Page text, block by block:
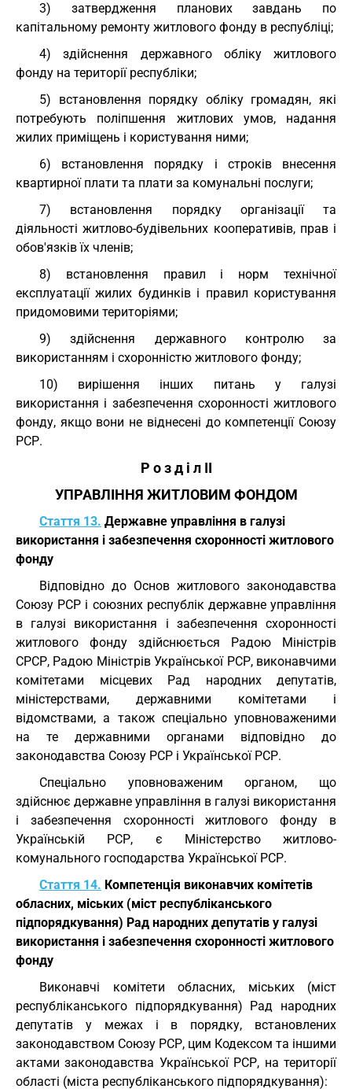
3) затвердження планових завдань по
капітальному ремонту житлового фонду в республіці;
4) здійснення державного обліку житлового
фонду на території республіки;
5) встановлення порядку обліку громадян, які
потребують поліпшення житлових умов, надання
жилих приміщень і користування ними;
6) встановлення порядку і строків внесення
квартирної плати та плати за комунальні послуги;
7) встановлення порядку організації та
діяльності житлово-будівельних кооперативів, прав і
обов'язків їх членів;
8) встановлення правил і норм технічної
експлуатації жилих будинків і правил користування
придомовими територіями;
9) здійснення державного контролю за
використанням і схоронністю житлового фонду;
10) вирішення інших питань у галузі
використання і забезпечення схоронності житлового
фонду, якщо вони не віднесені до компетенції Союзу
РСР.
Р о з д і л II
УПРАВЛІННЯ ЖИТЛОВИМ ФОНДОМ
Стаття 13. Державне управління в галузі
використання і забезпечення схоронності житлового
фонду
Відповідно до Основ житлового законодавства
Союзу РСР і союзних республік державне управління
в галузі використання і забезпечення схоронності
житлового фонду здійснюється Радою Міністрів
СРСР, Радою Міністрів Української РСР, виконавчими
комітетами місцевих Рад народних депутатів,
міністерствами, державними комітетами і
відомствами, а також спеціально уповноваженими
на те державними органами відповідно до
законодавства Союзу РСР і Української РСР.
Спеціально уповноваженим органом, що
здійснює державне управління в галузі використання
і забезпечення схоронності житлового фонду в
Українській РСР, є Міністерство житлово-
комунального господарства Української РСР.
Стаття 14. Компетенція виконавчих комітетів
обласних, міських (міст республіканського
підпорядкування) Рад народних депутатів у галузі
використання і забезпечення схоронності житлового
фонду
Виконавчі комітети обласних, міських (міст
республіканського підпорядкування) Рад народних
депутатів у межах і в порядку, встановлених
законодавством Союзу РСР, цим Кодексом та іншими
актами законодавства Української РСР, на території
області (міста республіканського підпорядкування):